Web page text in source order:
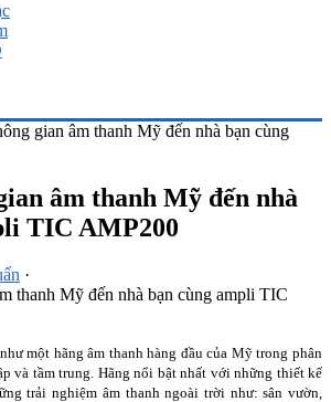
gian âm thanh Mỹ đến nhà bạn cùng
âm thanh Mỹ đến nhà
TIC AMP200
·
một hãng âm thanh hàng đầu của Mỹ trong phân
và tầm trung. Hãng nổi bật nhất với những thiết kế
trải nghiệm âm thanh ngoài trời như: sân vườn,